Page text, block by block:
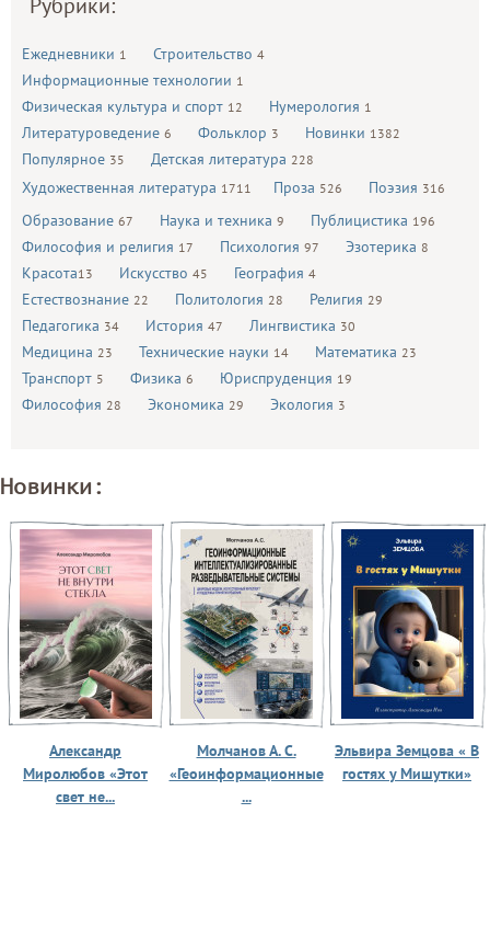
Рубрики:
Ежедневники 1 Строительство 4
Информационные технологии 1
Физическая культура и спорт 12 Нумерология 1
Литературоведение 6 Фольклор 3 Новинки 1382
Популярное 35 Детская литература 228
Художественная литература 1711 Проза 526 Поэзия 316
Образование 67 Наука и техника 9 Публицистика 196
Философия и религия 17 Психология 97 Эзотерика 8
Красота13 Искусство 45 География 4
Естествознание 22 Политология 28 Религия 29
Педагогика 34 История 47 Лингвистика 30
Медицина 23 Технические науки 14 Математика 23
Транспорт 5 Физика 6 Юриспруденция 19
Философия 28 Экономика 29 Экология 3
Новинки:
Александр
Миролюбов «Этот
свет не...
Молчанов А. С.
«Геоинформационные
...
Эльвира Земцова « В
гостях у Мишутки»